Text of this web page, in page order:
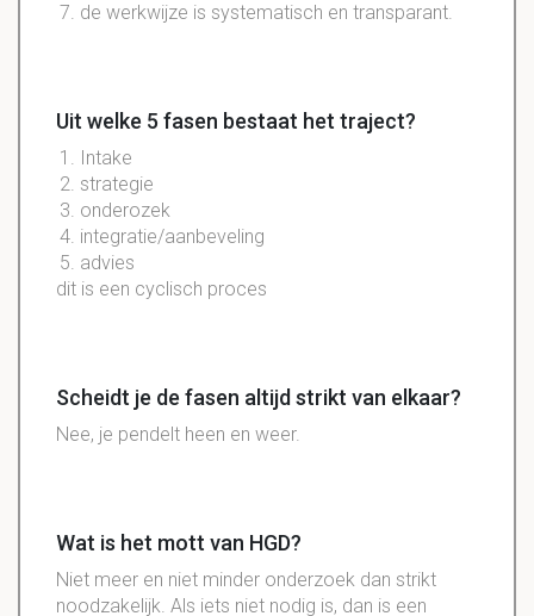
de werkwijze is systematisch en transparant.
Uit welke 5 fasen bestaat het traject?
Intake
strategie
onderozek
integratie/aanbeveling
advies
dit is een cyclisch proces
Scheidt je de fasen altijd strikt van elkaar?
Nee, je pendelt heen en weer.
Wat is het mott van HGD?
Niet meer en niet minder onderzoek dan strikt
noodzakelijk. Als iets niet nodig is, dan is een